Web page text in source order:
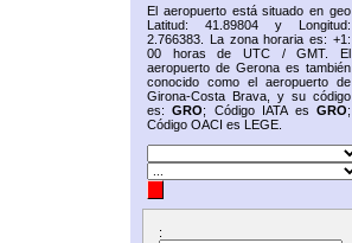
El aeropuerto está situado en geo
Latitud: 41.89804 y Longitud:
2.766383. La zona horaria es: +1:
00 horas de UTC / GMT. El
aeropuerto de Gerona es también
conocido como el aeropuerto de
Girona-Costa Brava, y su código
es:GRO; Código IATA esGRO;
Código OACI es LEGE.
: